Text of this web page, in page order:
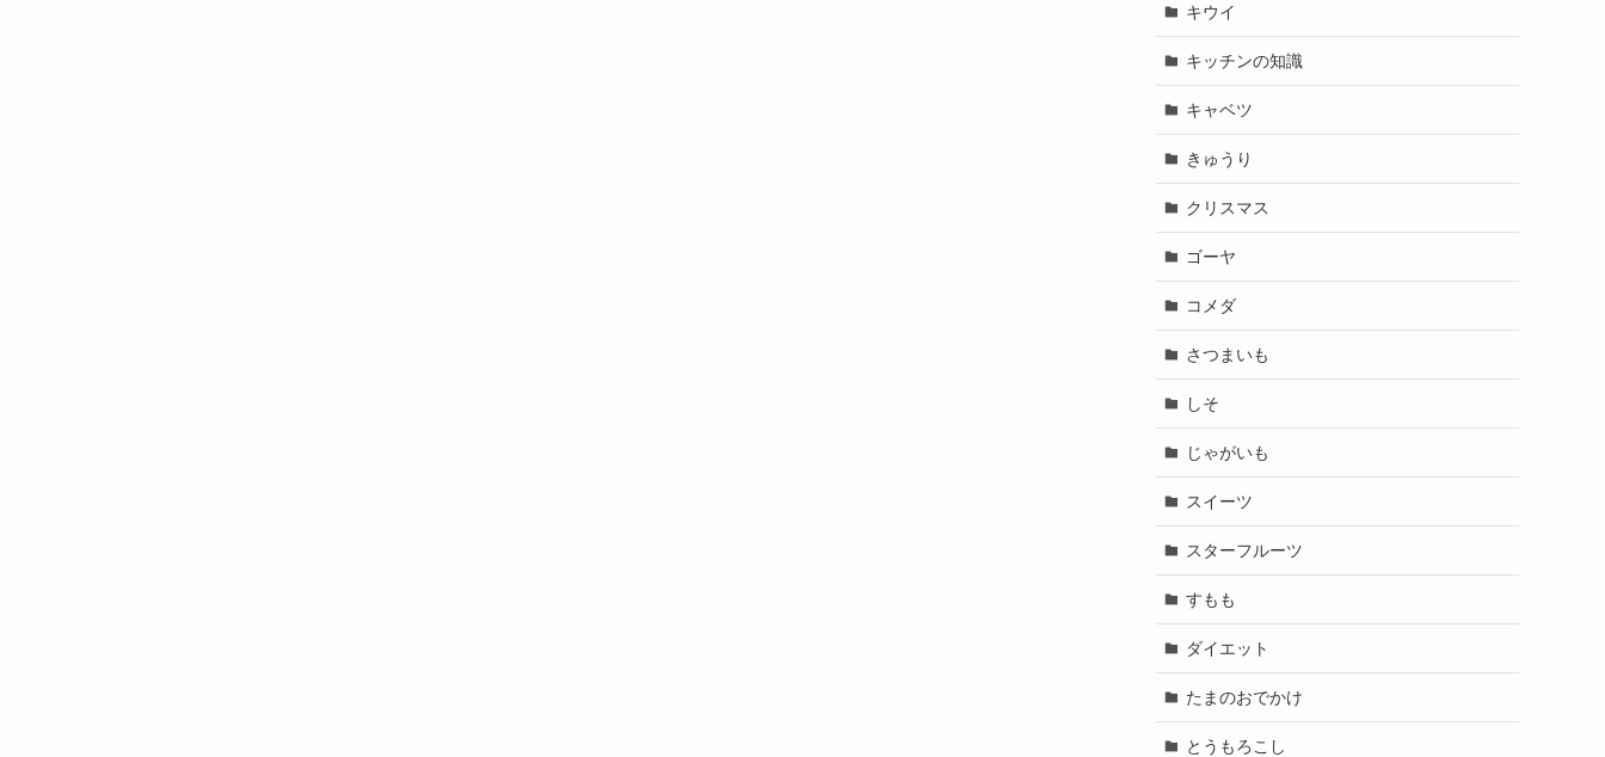
キウイ
キッチンの知識
キャベツ
きゅうり
クリスマス
ゴーヤ
コメダ
さつまいも
しそ
じゃがいも
スイーツ
スターフルーツ
すもも
ダイエット
たまのおでかけ
とうもろこし